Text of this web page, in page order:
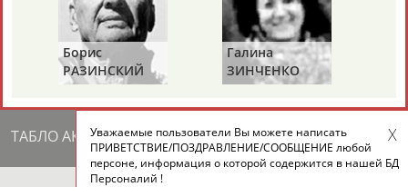
24 персон из 13181
ЕЩЁ ПЕРСОНЫ
ТАБЛО АКТИВНОСТИ
Борис
РАЗИНСКИЙ
Галина
ЗИНЧЕНКО
Уважаемые пользователи Вы можете написать
ПРИВЕТСТВИЕ/ПОЗДРАВЛЕНИЕ/СООБЩЕНИЕ любой
персоне, информация о которой содержится в нашей БД
Персоналий !